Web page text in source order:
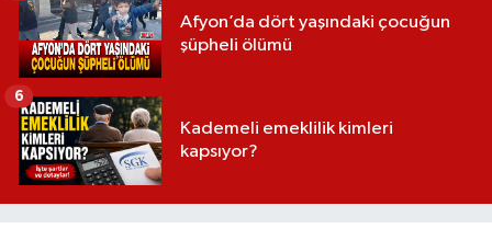
Afyon’da dört yaşındaki çocuğun
şüpheli ölümü
Kademeli emeklilik kimleri
kapsıyor?
6